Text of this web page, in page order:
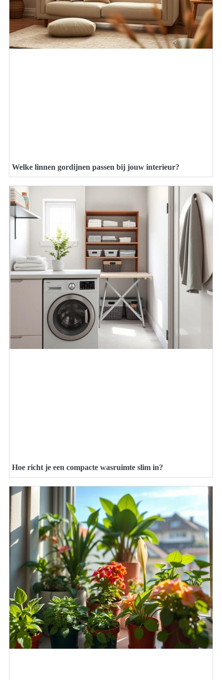
Welke linnen gordijnen passen bij jouw interieur?
Hoe richt je een compacte wasruimte slim in?